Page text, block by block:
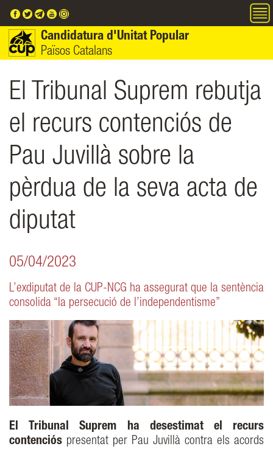
Candidatura d'Unitat Popular
Països Catalans
El Tribunal Suprem rebutja
el recurs contenciós de
Pau Juvillà sobre la
pèrdua de la seva acta de
diputat
05/04/2023
L’exdiputat de la CUP-NCG ha assegurat que la sentència
consolida “la persecució de l’independentisme”
El Tribunal Suprem ha desestimat el recurs
contenciós presentat per Pau Juvillà contra els acords